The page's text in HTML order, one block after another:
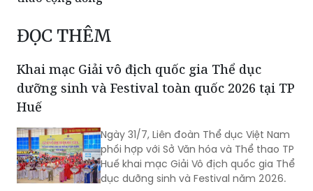
Hue Sports Festival 2026 lan tỏa tinh thần thể
thao cộng đồng
ĐỌC THÊM
Khai mạc Giải vô địch quốc gia Thể dục
dưỡng sinh và Festival toàn quốc 2026 tại TP
Huế
Ngày 31/7, Liên đoàn Thể dục Việt Nam